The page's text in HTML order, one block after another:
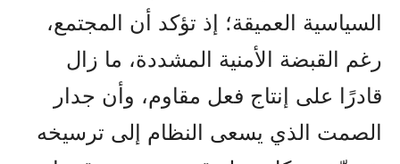
السياسية العميقة؛ إذ تؤكد أن المجتمع،
رغم القبضة الأمنية المشددة، ما زال
قادرًا على إنتاج فعل مقاوم، وأن جدار
الصمت الذي يسعى النظام إلى ترسيخه